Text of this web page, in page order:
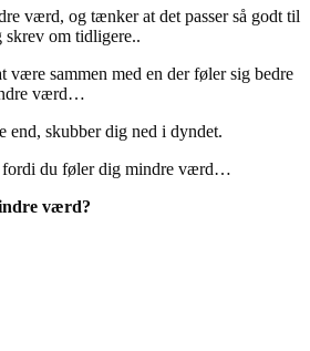
værd, og tænker at det passer så godt til
skrev om tidligere..
være sammen med en der føler sig bedre
værd…
end, skubber dig ned i dyndet.
fordi du føler dig mindre værd…
værd?